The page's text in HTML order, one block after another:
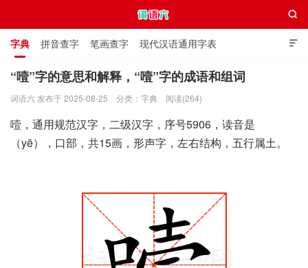

字典 拼音查字 笔画查字 现代汉语通用字表
通用规范汉字表 叠字大全 独体字大全 极简英语词典

“噎”字的意思和解释，“噎”字的成语和组词
词语六 发布于 2025-08-25 分类： 字典 阅读(264)
噎，通用规范汉字，二级汉字，序号5906，读音是
（yē），口部，共15画，形声字，左右结构，五行属土。